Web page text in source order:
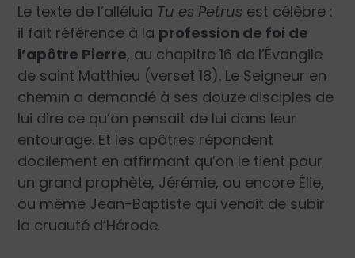
Le texte de l’alléluia Tu es Petrus est célèbre :
il fait référence à la profession de foi de
l’apôtre Pierre, au chapitre 16 de l’Évangile
de saint Matthieu (verset 18). Le Seigneur en
chemin a demandé à ses douze disciples de
lui dire ce qu’on pensait de lui dans leur
entourage. Et les apôtres répondent
docilement en affirmant qu’on le tient pour
un grand prophète, Jérémie, ou encore Élie,
ou même Jean-Baptiste qui venait de subir
la cruauté d’Hérode.